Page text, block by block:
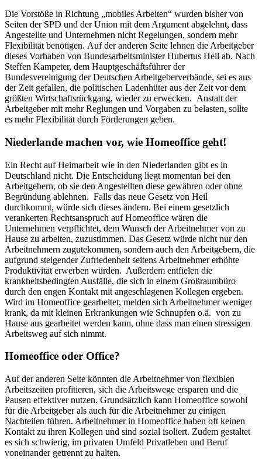
Die Vorstöße in Richtung „mobiles Arbeiten“ wurden bisher von
Seiten der SPD und der Union mit dem Argument abgelehnt, dass
Angestellte und Unternehmen nicht Regelungen, sondern mehr
Flexibilität benötigen. Auf der anderen Seite lehnen die Arbeitgeber
dieses Vorhaben von Bundesarbeitsminister Hubertus Heil ab. Nach
Steffen Kampeter, dem Hauptgeschäftsführer der
Bundesvereinigung der Deutschen Arbeitgeberverbände, sei es aus
der Zeit gefallen, die politischen Ladenhüter aus der Zeit vor dem
größten Wirtschaftsrückgang, wieder zu erwecken. Anstatt der
Arbeitgeber mit mehr Reglungen und Vorgaben zu belasten, sollte
es mehr Flexibilität durch Förderungen geben.
Niederlande machen vor, wie Homeoffice geht!
Ein Recht auf Heimarbeit wie in den Niederlanden gibt es in
Deutschland nicht. Die Entscheidung liegt momentan bei den
Arbeitgebern, ob sie den Angestellten diese gewähren oder ohne
Begründung ablehnen. Falls das neue Gesetz von Heil
durchkommt, würde sich dieses ändern. Bei einem gesetzlich
verankerten Rechtsanspruch auf Homeoffice wären die
Unternehmen verpflichtet, dem Wunsch der Arbeitnehmer von zu
Hause zu arbeiten, zuzustimmen. Das Gesetz würde nicht nur den
Arbeitnehmern zugutekommen, sondern auch den Arbeitgebern, die
aufgrund steigender Zufriedenheit seitens Arbeitnehmer erhöhte
Produktivität erwerben würden. Außerdem entfielen die
krankheitsbedingten Ausfälle, die sich in einem Großraumbüro
durch den engen Kontakt mit angeschlagenen Kollegen ergeben.
Wird im Homeoffice gearbeitet, melden sich Arbeitnehmer weniger
krank, da mit kleinen Erkrankungen wie Schnupfen o.ä. von zu
Hause aus gearbeitet werden kann, ohne dass man einen stressigen
Arbeitsweg auf sich nimmt.
Homeoffice oder Office?
Auf der anderen Seite könnten die Arbeitnehmer von flexiblen
Arbeitszeiten profitieren, sich die Arbeitswege ersparen und die
Pausen effektiver nutzen. Grundsätzlich kann Homeoffice sowohl
für die Arbeitgeber als auch für die Arbeitnehmer zu einigen
Nachteilen führen. Arbeitnehmer in Homeoffice haben oft keinen
Kontakt zu ihren Kollegen und sind sozial isoliert. Zudem gestaltet
es sich schwierig, im privaten Umfeld Privatleben und Beruf
voneinander getrennt zu halten.